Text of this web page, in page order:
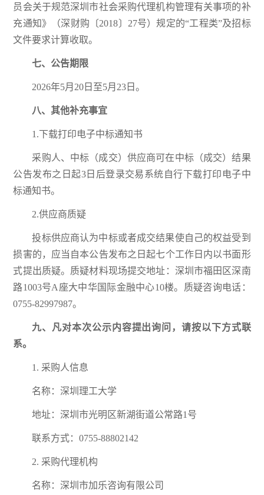
员会关于规范深圳市社会采购代理机构管理有关事项的补
充通知》（深财购〔2018〕27号）规定的“工程类”及招标
文件要求计算收取。
七、公告期限
2026年5月20日至5月23日。
八、其他补充事宜
1.下载打印电子中标通知书
采购人、中标（成交）供应商可在中标（成交）结果
公告发布之日起3日后登录交易系统自行下载打印电子中
标通知书。
2.供应商质疑
投标供应商认为中标或者成交结果使自己的权益受到
损害的，应当自本公告发布之日起七个工作日内以书面形
式提出质疑。质疑材料现场提交地址：深圳市福田区深南
路1003号A座大中华国际金融中心10楼。质疑咨询电话：
0755-82997987。
九、凡对本次公示内容提出询问，请按以下方式联
系。
1. 采购人信息
名称：深圳理工大学
地址：深圳市光明区新湖街道公常路1号
联系方式：0755-88802142
2. 采购代理机构
名称：深圳市加乐咨询有限公司